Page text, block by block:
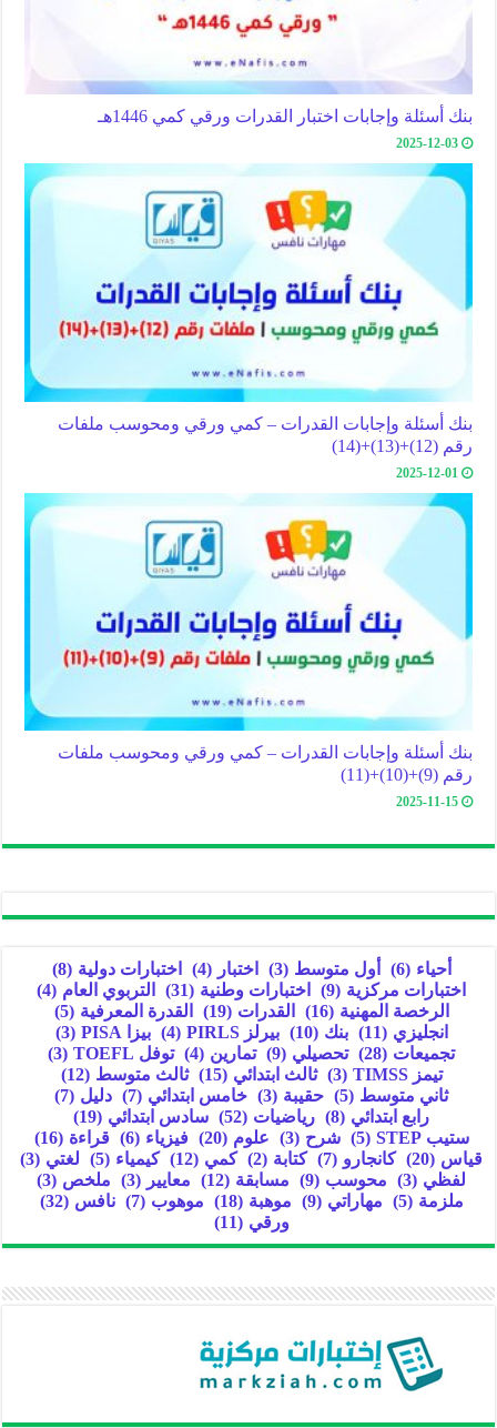
بنك أسئلة وإجابات اختبار القدرات ورقي كمي 1446هـ
2025-12-03
بنك أسئلة وإجابات القدرات – كمي ورقي ومحوسب ملفات
رقم (12)+(13)+(14)
2025-12-01
بنك أسئلة وإجابات القدرات – كمي ورقي ومحوسب ملفات
رقم (9)+(10)+(11)
2025-11-15
أحياء (6) أول متوسط (3) اختبار (4) اختبارات دولية (8)
اختبارات مركزية (9) اختبارات وطنية (31) التربوي العام (4)
الرخصة المهنية (16) القدرات (19) القدرة المعرفية (5)
انجليزي (11) بنك (10) بيرلز PIRLS (4) بيزا PISA
(3)
تجميعات (28) تحصيلي (9) تمارين (4) توفل TOEFL
(3)
تيمز TIMSS
(3) ثالث ابتدائي (15) ثالث متوسط (12)
ثاني متوسط (5) حقيبة (3) خامس ابتدائي (7) دليل (7)
رابع ابتدائي (8) رياضيات (52) سادس ابتدائي (19)
ستيب STEP
(5) شرح (3) علوم (20) فيزياء (6) قراءة (16)
قياس (20) كانجارو (7) كتابة (2) كمي (12) كيمياء (5) لغتي (3)
لفظي (3) محوسب (9) مسابقة (12) معايير (3) ملخص (3)
ملزمة (5) مهاراتي (9) موهبة (18) موهوب (7) نافس (32)
ورقي (11)